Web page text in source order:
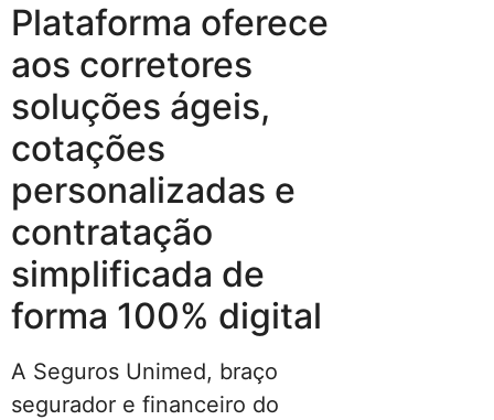
Plataforma oferece
aos corretores
soluções ágeis,
cotações
personalizadas e
contratação
simplificada de
forma 100% digital
A Seguros Unimed, braço
segurador e financeiro do